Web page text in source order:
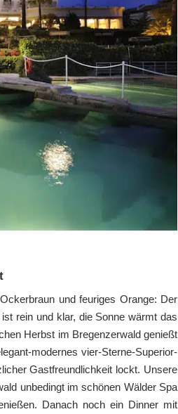
und feuriges Orange: Der
rein und klar, die Sonne wärmt das
Herbst im Bregenzerwald genießt
modernes vier-Sterne-Superior-
Gastfreundlichkeit lockt. Unsere
unbedingt im schönen Wälder Spa
Danach noch ein Dinner mit